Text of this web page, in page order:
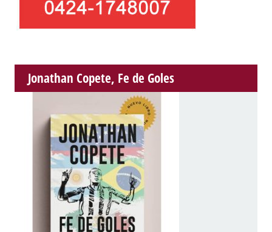
Jonathan Copete, Fe de Goles